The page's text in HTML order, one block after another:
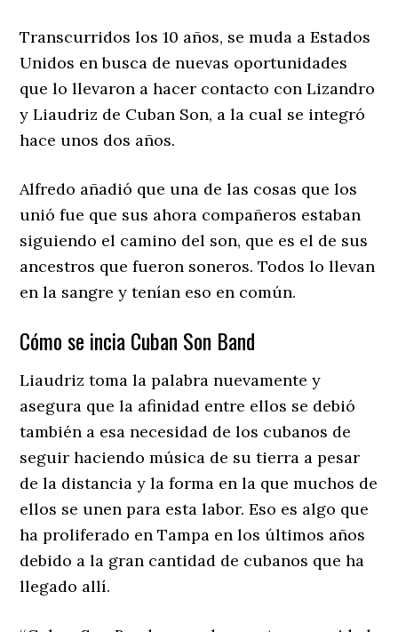
Transcurridos los 10 años, se muda a Estados
Unidos en busca de nuevas oportunidades
que lo llevaron a hacer contacto con Lizandro
y Liaudriz de Cuban Son, a la cual se integró
hace unos dos años.
Alfredo añadió que una de las cosas que los
unió fue que sus ahora compañeros estaban
siguiendo el camino del son, que es el de sus
ancestros que fueron soneros. Todos lo llevan
en la sangre y tenían eso en común.
Cómo se incia Cuban Son Band
Liaudriz toma la palabra nuevamente y
asegura que la afinidad entre ellos se debió
también a esa necesidad de los cubanos de
seguir haciendo música de su tierra a pesar
de la distancia y la forma en la que muchos de
ellos se unen para esta labor. Eso es algo que
ha proliferado en Tampa en los últimos años
debido a la gran cantidad de cubanos que ha
llegado allí.